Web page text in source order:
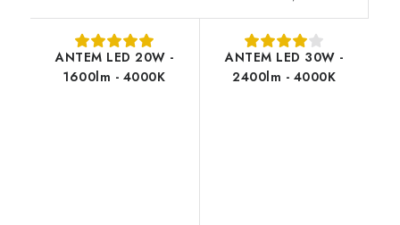
ANTEM LED 20W -
1600lm - 4000K
ANTEM LED 30W -
2400lm - 4000K